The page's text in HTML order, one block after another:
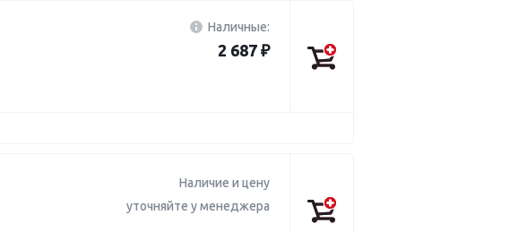
Наличные:
2 687 ₽
Наличие и цену
уточняйте у менеджера